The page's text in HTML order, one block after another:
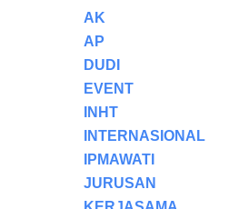
AK
AP
DUDI
EVENT
INHT
INTERNASIONAL
IPMAWATI
JURUSAN